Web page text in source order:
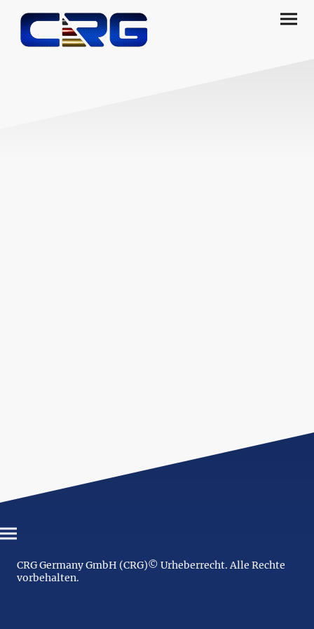
CRG Germany GmbH (CRG)© Urheberrecht. Alle Rechte
vorbehalten.